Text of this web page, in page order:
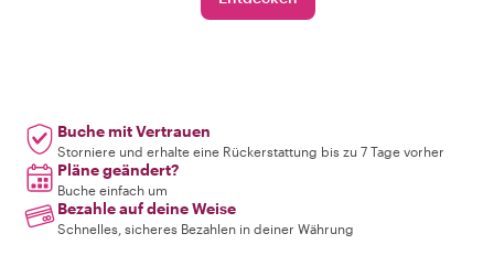
Buche mit Vertrauen
Storniere und erhalte eine Rückerstattung bis zu 7 Tage vorher
Pläne geändert?
Buche einfach um
Bezahle auf deine Weise
Schnelles, sicheres Bezahlen in deiner Währung